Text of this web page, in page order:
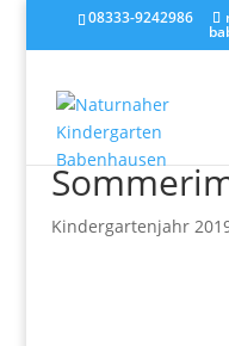
08333-9242986
Kindergartenjahr